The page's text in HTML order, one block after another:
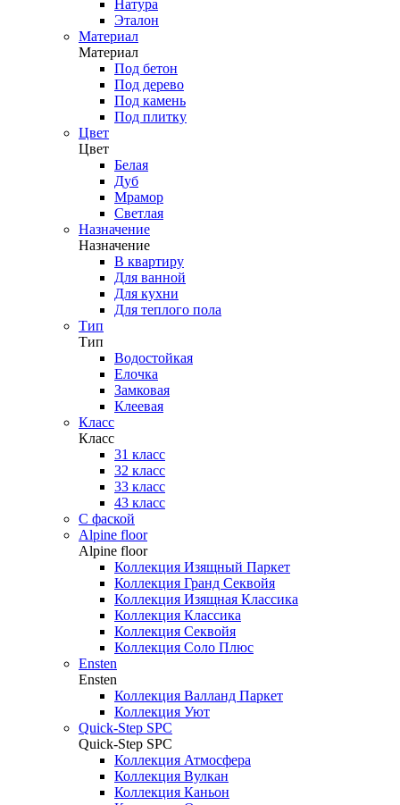
Натура
Эталон
Материал
Материал
Под бетон
Под дерево
Под камень
Под плитку
Цвет
Цвет
Белая
Дуб
Мрамор
Светлая
Назначение
Назначение
В квартиру
Для ванной
Для кухни
Для теплого пола
Тип
Тип
Водостойкая
Елочка
Замковая
Клеевая
Класс
Класс
31 класс
32 класс
33 класс
43 класс
С фаской
Alpine floor
Alpine floor
Коллекция Изящный Паркет
Коллекция Гранд Секвойя
Коллекция Изящная Классика
Коллекция Классика
Коллекция Секвойя
Коллекция Соло Плюс
Ensten
Ensten
Коллекция Валланд Паркет
Коллекция Уют
Quick-Step SPC
Quick-Step SPC
Коллекция Атмосфера
Коллекция Вулкан
Коллекция Каньон